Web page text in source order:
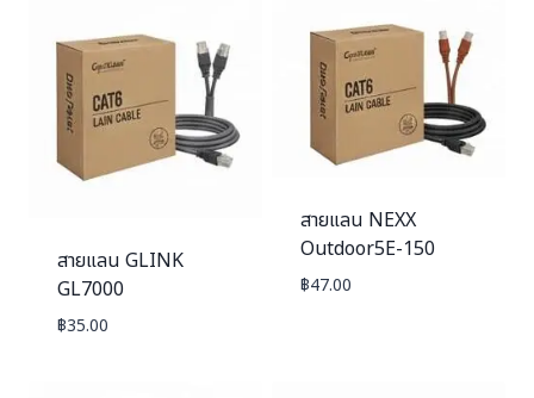
สายแลน GLINK
GL7000
฿35.00
สายแลน NEXX
Outdoor5E-150
฿47.00